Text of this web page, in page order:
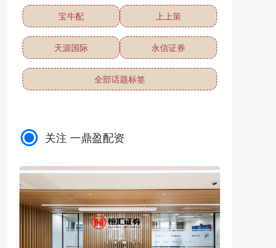
宝牛配 上上策
天源国际 永信证券
全部话题标签
关注 一鼎盈配资